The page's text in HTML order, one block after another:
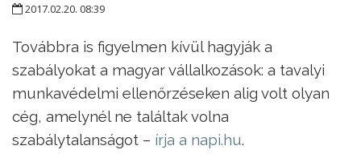
2017.02.20. 08:39
Továbbra is figyelmen kívül hagyják a
szabályokat a magyar vállalkozások: a tavalyi
munkavédelmi ellenőrzéseken alig volt olyan
cég, amelynél ne találtak volna
szabálytalanságot – írja a napi.hu.